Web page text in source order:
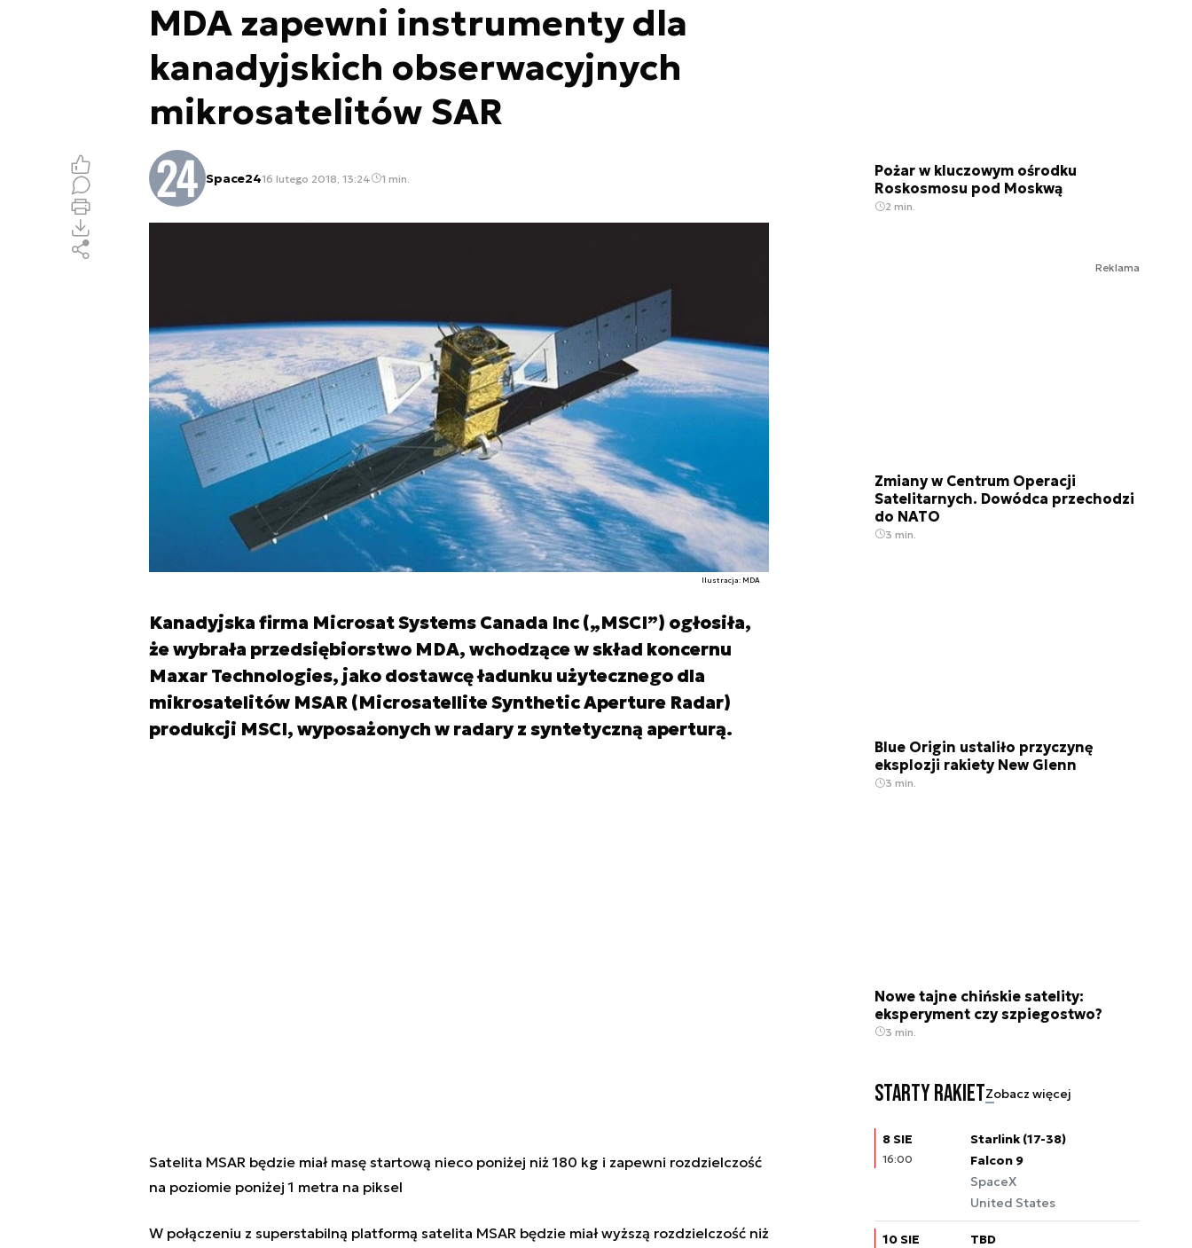
MDA zapewni instrumenty dla
kanadyjskich obserwacyjnych
mikrosatelitów SAR
Space2416 lutego 2018, 13:24 1 min.
Ilustracja: MDA
Kanadyjska firma Microsat Systems Canada Inc („MSCI”) ogłosiła,
że wybrała przedsiębiorstwo MDA, wchodzące w skład koncernu
Maxar Technologies, jako dostawcę ładunku użytecznego dla
mikrosatelitów MSAR (Microsatellite Synthetic Aperture Radar)
produkcji MSCI, wyposażonych w radary z syntetyczną aperturą.
Satelita MSAR będzie miał masę startową nieco poniżej niż 180 kg i zapewni rozdzielczość
na poziomie poniżej 1 metra na piksel
W połączeniu z superstabilną platformą satelita MSAR będzie miał wyższą rozdzielczość niż
Pożar w kluczowym ośrodku
Roskosmosu pod Moskwą
2 min.
Reklama
Zmiany w Centrum Operacji
Satelitarnych. Dowódca przechodzi
do NATO
3 min.
Blue Origin ustaliło przyczynę
eksplozji rakiety New Glenn
3 min.
Nowe tajne chińskie satelity:
eksperyment czy szpiegostwo?
3 min.
Starty rakietZobacz więcej
8 SIE
16:00
Starlink (17-38)
Falcon 9
SpaceX
United States
10 SIE
TBD